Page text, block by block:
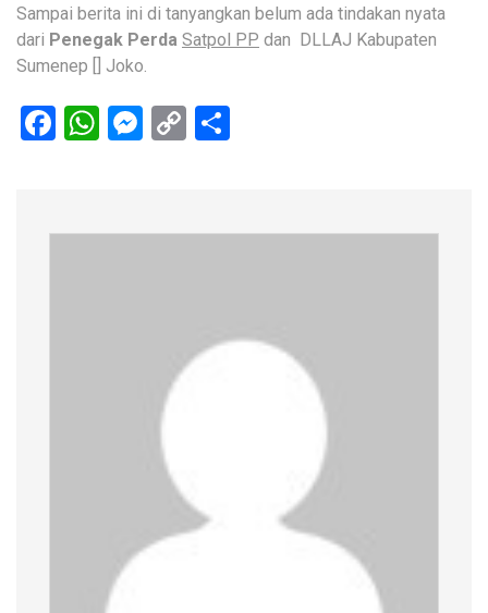
Sampai berita ini di tanyangkan belum ada tindakan nyata
dari Penegak Perda Satpol PP dan DLLAJ Kabupaten
Sumenep [] Joko.
Facebook
WhatsApp
Messenger
Copy